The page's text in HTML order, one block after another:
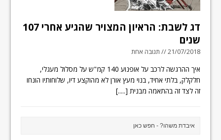
דג לשבת: הראיון המצויר שהגיע אחרי 107
שנים
21/07/2018 // תגובה אחת
איך ההרגשה לרכב על אופנוע 140 קמ"ש על מסלול מעגלי,
חלקלק, בלתי אחיד, בנוי מעץ אורן לא מהוקצע דיו, שלוחותיו הונחו
זה לצד זה בהתאמה מבנית [.....]